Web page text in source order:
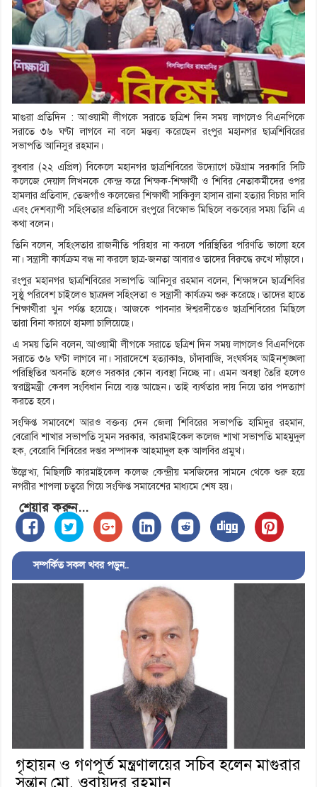
মাগুরা প্রতিদিন : আওয়ামী লীগকে সরাতে ছত্রিশ দিন সময় লাগলেও বিএনপিকে
সরাতে ৩৬ ঘণ্টা লাগবে না বলে মন্তব্য করেছেন রংপুর মহানগর ছাত্রশিবিরের
সভাপতি আনিসুর রহমান।
বুধবার (২২ এপ্রিল) বিকেলে মহানগর ছাত্রশিবিরের উদ্যোগে চট্টগ্রাম সরকারি সিটি
কলেজে দেয়াল লিখনকে কেন্দ্র করে শিক্ষক-শিক্ষার্থী ও শিবির নেতাকর্মীদের ওপর
হামলার প্রতিবাদ, তেজগাঁও কলেজের শিক্ষার্থী সাকিবুল হাসান রানা হত্যার বিচার দাবি
এবং দেশব্যাপী সহিংসতার প্রতিবাদে রংপুরে বিক্ষোভ মিছিলে বক্তব্যের সময় তিনি এ
কথা বলেন।
তিনি বলেন, সহিংসতার রাজনীতি পরিহার না করলে পরিস্থিতির পরিণতি ভালো হবে
না। সন্ত্রাসী কার্যক্রম বন্ধ না করলে ছাত্র-জনতা আবারও তাদের বিরুদ্ধে রুখে দাঁড়াবে।
রংপুর মহানগর ছাত্রশিবিরের সভাপতি আনিসুর রহমান বলেন, শিক্ষাঙ্গনে ছাত্রশিবির
সুষ্ঠু পরিবেশ চাইলেও ছাত্রদল সহিংসতা ও সন্ত্রাসী কার্যক্রম শুরু করেছে। তাদের হাতে
শিক্ষার্থীরা খুন পর্যন্ত হয়েছে। আজকে পাবনার ঈশ্বরদীতেও ছাত্রশিবিরের মিছিলে
তারা বিনা কারণে হামলা চালিয়েছে।
এ সময় তিনি বলেন, আওয়ামী লীগকে সরাতে ছত্রিশ দিন সময় লাগলেও বিএনপিকে
সরাতে ৩৬ ঘণ্টা লাগবে না। সারাদেশে হত্যাকাণ্ড, চাঁদাবাজি, সংঘর্ষসহ আইনশৃঙ্খলা
পরিস্থিতির অবনতি হলেও সরকার কোন ব্যবস্থা নিচ্ছে না। এমন অবস্থা তৈরি হলেও
স্বরাষ্ট্রমন্ত্রী কেবল সংবিধান নিয়ে ব্যস্ত আছেন। তাই ব্যর্থতার দায় নিয়ে তার পদত্যাগ
করতে হবে।
সংক্ষিপ্ত সমাবেশে আরও বক্তব্য দেন জেলা শিবিরের সভাপতি হামিদুর রহমান,
বেরোবি শাখার সভাপতি সুমন সরকার, কারমাইকেল কলেজ শাখা সভাপতি মাহমুদুল
হক, বেরোবি শিবিরের দপ্তর সম্পাদক আহমাদুল হক আলবির প্রমুখ।
উল্লেখ্য, মিছিলটি কারমাইকেল কলেজ কেন্দ্রীয় মসজিদের সামনে থেকে শুরু হয়ে
নগরীর শাপলা চত্বরে গিয়ে সংক্ষিপ্ত সমাবেশের মাধ্যমে শেষ হয়।
শেয়ার করুন...
সম্পর্কিত সকল খবর পড়ুন..
গৃহায়ন ও গণপূর্ত মন্ত্রণালয়ের সচিব হলেন মাগুরার
সন্তান মো. ওবায়দুর রহমান